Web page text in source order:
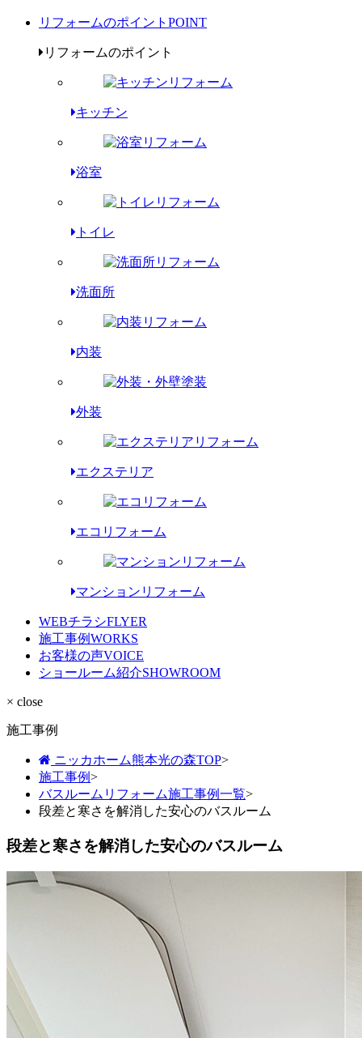
リフォームのポイント POINT
リフォームのポイント
キッチン
浴室
トイレ
洗面所
内装
外装
エクステリア
エコリフォーム
マンションリフォーム
WEBチラシFLYER
施工事例WORKS
お客様の声VOICE
ショールーム紹介SHOWROOM
× close
施工事例
ニッカホーム熊本光の森TOP>
施工事例>
バスルームリフォーム施工事例一覧>
段差と寒さを解消した安心のバスルーム
段差と寒さを解消した安心のバスルーム